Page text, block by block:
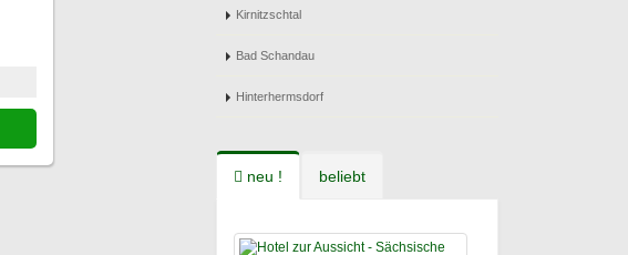
Kirnitzschtal
Bad Schandau
Hinterhermsdorf
neu ! beliebt